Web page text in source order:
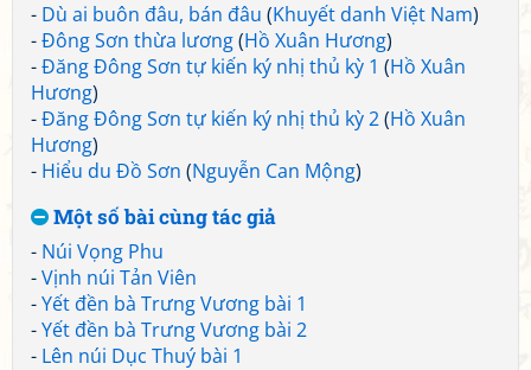
- Dù ai buôn đâu, bán đâu (Khuyết danh Việt Nam)
-Đông Sơn thừa lương(Hồ Xuân Hương)
-Đăng Đông Sơn tự kiến ký nhị thủ kỳ 1 (Hồ Xuân
Hương)
-Đăng Đông Sơn tự kiến ký nhị thủ kỳ 2(Hồ Xuân
Hương)
- Hiểu du Đồ Sơn (Nguyễn Can Mộng)
Một số bài cùng tác giả
- Núi Vọng Phu
-Vịnh núi Tản Viên
-Yết đền bà Trưng Vương bài 1
-Yết đền bà Trưng Vương bài 2
- Lên núi Dục Thuý bài 1